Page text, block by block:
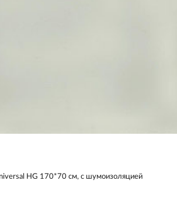
HG 170*70 см, с шумоизоляцией